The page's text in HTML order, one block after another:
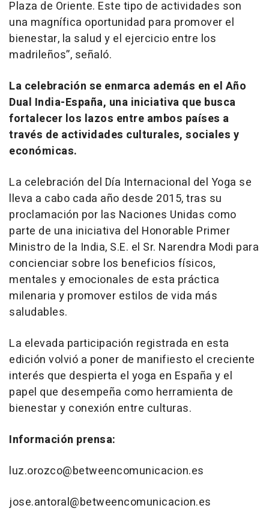
Plaza de Oriente. Este tipo de actividades son
una magnífica oportunidad para promover el
bienestar, la salud y el ejercicio entre los
madrileños”, señaló.
La celebración se enmarca además en el Año
Dual India-España, una iniciativa que busca
fortalecer los lazos entre ambos países a
través de actividades culturales, sociales y
económicas.
La celebración del Día Internacional del Yoga se
lleva a cabo cada año desde 2015, tras su
proclamación por las Naciones Unidas como
parte de una iniciativa del Honorable Primer
Ministro de la India, S.E. el Sr. Narendra Modi para
concienciar sobre los beneficios físicos,
mentales y emocionales de esta práctica
milenaria y promover estilos de vida más
saludables.
La elevada participación registrada en esta
edición volvió a poner de manifiesto el creciente
interés que despierta el yoga en España y el
papel que desempeña como herramienta de
bienestar y conexión entre culturas.
Información prensa:
luz.orozco@betweencomunicacion.es
jose.antoral@betweencomunicacion.es